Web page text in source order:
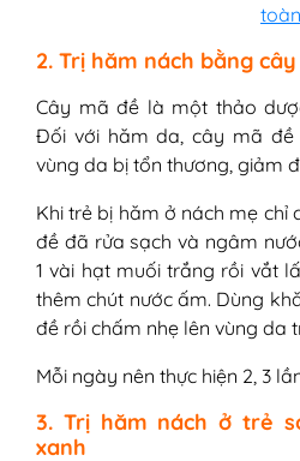
2. Trị hăm nách bằng
Cây mã đề là một thảo
Đối với hăm da, cây mã đề
vùng da bị tổn thương, giảm
Khi trẻ bị hăm ở nách mẹ
đề đã rửa sạch và ngâm
1 vài hạt muối trắng rồi vắt
thêm chút nước ấm. Dùng
đề rồi chấm nhẹ lên vùng da
Mỗi ngày nên thực hiện 2, 3
3. Trị hăm nách ở trẻ
xanh